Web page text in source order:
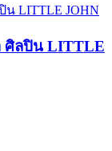
ศิลปิน LITTLE